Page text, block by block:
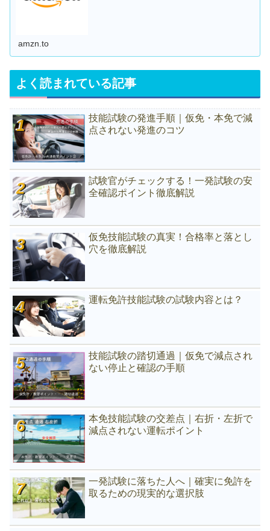
amzn.to
よく読まれている記事
技能試験の発進手順｜仮免・本免で減
点されない発進のコツ
試験官がチェックする！一発試験の安
全確認ポイント徹底解説
仮免技能試験の真実！合格率と落とし
穴を徹底解説
運転免許技能試験の試験内容とは？
技能試験の踏切通過｜仮免で減点され
ない停止と確認の手順
本免技能試験の交差点｜右折・左折で
減点されない運転ポイント
一発試験に落ちた人へ｜確実に免許を
取るための現実的な選択肢